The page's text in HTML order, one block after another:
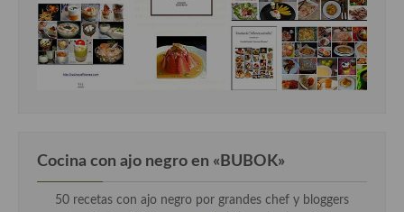
Cocina con ajo negro en «BUBOK»
50 recetas con ajo negro por grandes chef y bloggers